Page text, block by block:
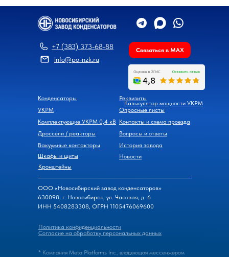
info@po-nzk.ru
Конденсаторы
УКРМ
Комплектующие УКРМ 0,4 кВ
Кронштейны
Шкафы и щиты
Вакуумные контакторы
Дроссели / реакторы
Реквизиты
Калькулятор мощности УКРМ
Опросные листы
Контакты и схема проезда
Вопросы и ответы
Новости
История завода
Согласие на обработку персональных данных
Политика конфиденциальности
* Компания Meta Platforms Inc., владеющая мессенжером
ООО «Новосибирский завод конденсаторов»
630098, г. Новосибирск, ул. Часовая, д. 6
ИНН 5408283308, ОГРН 1105476069600
+7 (383) 373-68-88 Связаться в MAX